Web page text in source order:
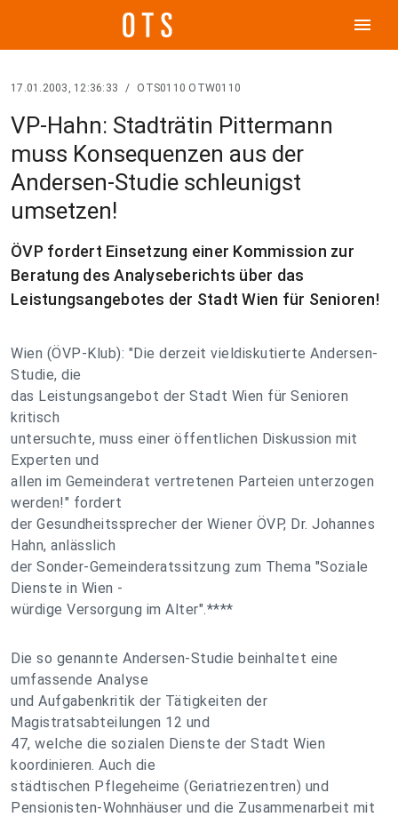
menu
17.01.2003, 12:36:33 / OTS0110 OTW0110
VP-Hahn: Stadträtin Pittermann
muss Konsequenzen aus der
Andersen-Studie schleunigst
umsetzen!
ÖVP fordert Einsetzung einer Kommission zur
Beratung des Analyseberichts über das
Leistungsangebotes der Stadt Wien für Senioren!
Wien (ÖVP-Klub): "Die derzeit vieldiskutierte Andersen-
Studie, die
das Leistungsangebot der Stadt Wien für Senioren
kritisch
untersuchte, muss einer öffentlichen Diskussion mit
Experten und
allen im Gemeinderat vertretenen Parteien unterzogen
werden!" fordert
der Gesundheitssprecher der Wiener ÖVP, Dr. Johannes
Hahn, anlässlich
der Sonder-Gemeinderatssitzung zum Thema "Soziale
Dienste in Wien -
würdige Versorgung im Alter".****
Die so genannte Andersen-Studie beinhaltet eine
umfassende Analyse
und Aufgabenkritik der Tätigkeiten der
Magistratsabteilungen 12 und
47, welche die sozialen Dienste der Stadt Wien
koordinieren. Auch die
städtischen Pflegeheime (Geriatriezentren) und
Pensionisten-Wohnhäuser und die Zusammenarbeit mit